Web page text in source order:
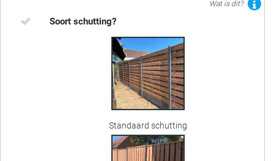
Wat is dit?
Soort schutting?
Standaard schutting